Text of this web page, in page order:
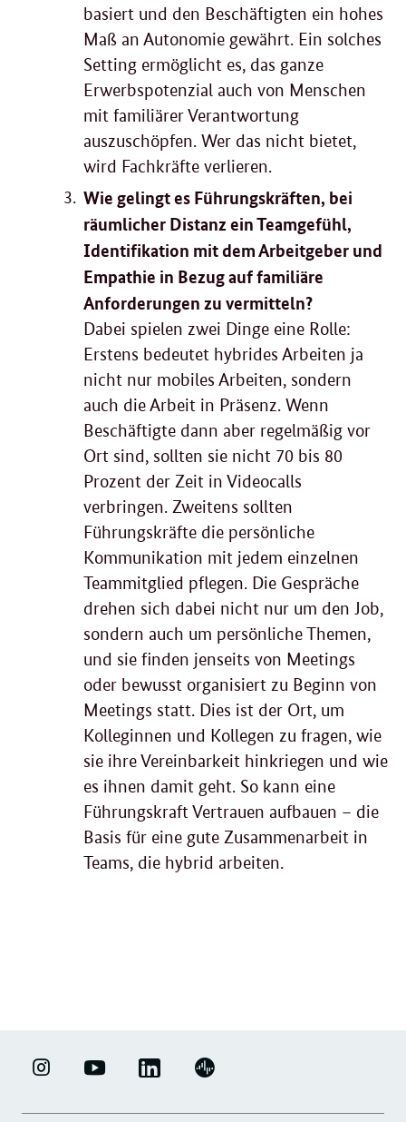
basiert und den Beschäftigten ein hohes
Maß an Autonomie gewährt. Ein solches
Setting ermöglicht es, das ganze
Erwerbspotenzial auch von Menschen
mit familiärer Verantwortung
auszuschöpfen. Wer das nicht bietet,
wird Fachkräfte verlieren.
Wie gelingt es Führungskräften, bei
räumlicher Distanz ein Teamgefühl,
Identifikation mit dem Arbeitgeber und
Empathie in Bezug auf familiäre
Anforderungen zu vermitteln?
Dabei spielen zwei Dinge eine Rolle:
Erstens bedeutet hybrides Arbeiten ja
nicht nur mobiles Arbeiten, sondern
auch die Arbeit in Präsenz. Wenn
Beschäftigte dann aber regelmäßig vor
Ort sind, sollten sie nicht 70 bis 80
Prozent der Zeit in Videocalls
verbringen. Zweitens sollten
Führungskräfte die persönliche
Kommunikation mit jedem einzelnen
Teammitglied pflegen. Die Gespräche
drehen sich dabei nicht nur um den Job,
sondern auch um persönliche Themen,
und sie finden jenseits von Meetings
oder bewusst organisiert zu Beginn von
Meetings statt. Dies ist der Ort, um
Kolleginnen und Kollegen zu fragen, wie
sie ihre Vereinbarkeit hinkriegen und wie
es ihnen damit geht. So kann eine
Führungskraft Vertrauen aufbauen – die
Basis für eine gute Zusammenarbeit in
Teams, die hybrid arbeiten.
ERFOLGSFAKTOR
YOUTUBE LINKEDIN
UNTERNEHMENSNETZWERK
PODIGEE